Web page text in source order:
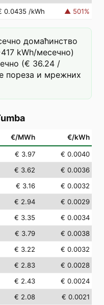
0.0435 /kWh ▲ 501%
домаћинство
kWh/месечно)
(€ 36.24 /
пореза и мрежних
€/MWh €/kWh
€ 3.97
€ 0.0040
€ 3.62
€ 0.0036
€ 3.16
€ 0.0032
€ 2.94
€ 0.0029
€ 3.35
€ 0.0034
€ 3.79
€ 0.0038
€ 3.22
€ 0.0032
€ 2.83
€ 0.0028
€ 2.43
€ 0.0024
€ 2.08
€ 0.0021